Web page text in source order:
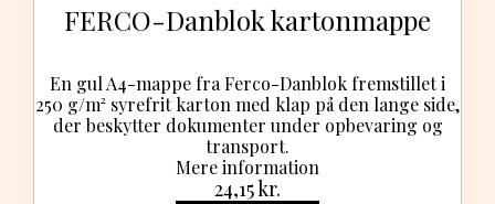
FERCO-Danblok kartonmappe
En gul A4-map­pe fra Ferco-Danblok fremstillet i
250 g/m² syrefrit karton med klap på den lange side,
der beskytter dokumenter under opbevaring og
transport.
24,15kr.
Mere information